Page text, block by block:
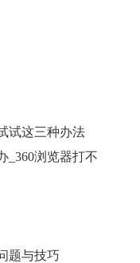
试这三种办法
_360浏览器打不
题与技巧